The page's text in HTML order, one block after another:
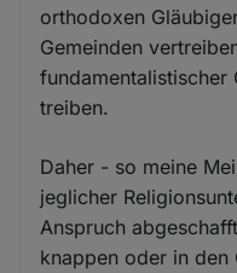
orthodoxen
Gemeinden
fundamentalistischer
treiben.
Daher - so meine
jeglicher
Anspruch
knappen oder in den